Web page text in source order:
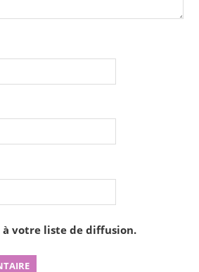
votre liste de diffusion.